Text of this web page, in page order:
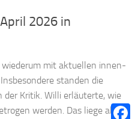
2026 in
mit aktuellen innen-
standen die
Kritik. Willi erläuterte, wie
werden. Das liege alles